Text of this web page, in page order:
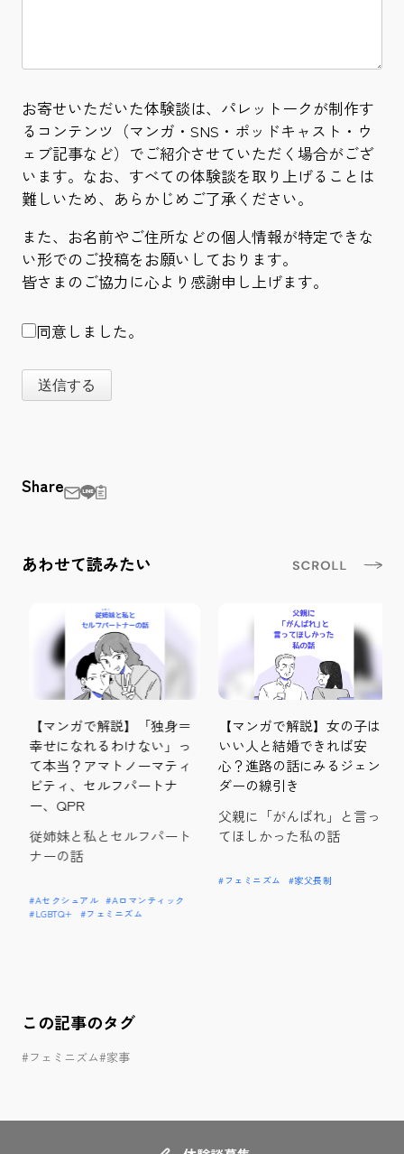
お寄せいただいた体験談は、パレットークが制作す
るコンテンツ（マンガ・SNS・ポッドキャスト・ウ
ェブ記事など）でご紹介させていただく場合がござ
います。なお、すべての体験談を取り上げることは
難しいため、あらかじめご了承ください。
また、お名前やご住所などの個人情報が特定できな
い形でのご投稿をお願いしております。
皆さまのご協力に心より感謝申し上げます。
同意しました。
送信する
Share
あわせて読みたい
【マンガで解説】「独身＝
幸せになれるわけない」っ
て本当？アマトノーマティ
ビティ、セルフパートナ
ー、QPR
従姉妹と私とセルフパート
ナーの話
#Aセクシュアル #Aロマンティック
#LGBTQ+
#フェミニズム
【マンガで解説】女の子は
いい人と結婚できれば安
心？進路の話にみるジェン
ダーの線引き
父親に「がんばれ」と言っ
てほしかった私の話
#フェミニズム #家父長制
この記事のタグ
#フェミニズム#家事